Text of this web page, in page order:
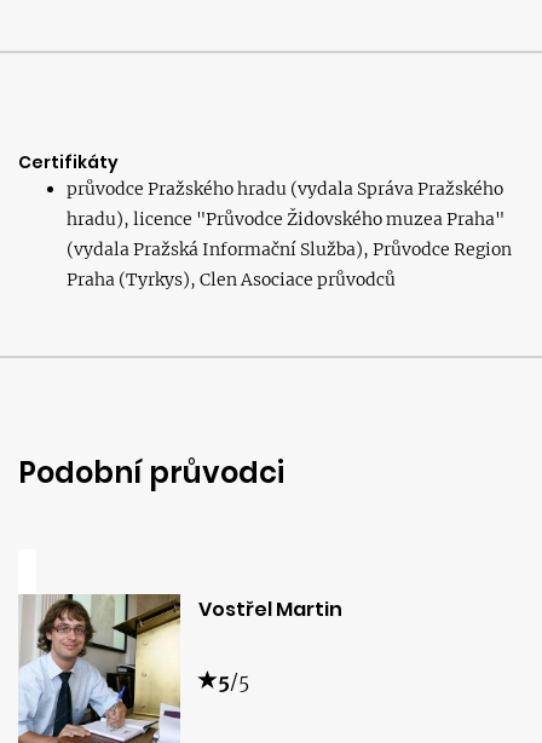
Certifikáty
průvodce Pražského hradu (vydala Správa Pražského
hradu), licence "Průvodce Židovského muzea Praha"
(vydala Pražská Informační Služba), Průvodce Region
Praha (Tyrkys), Clen Asociace průvodců
Podobní průvodci
Vostřel Martin
5/5